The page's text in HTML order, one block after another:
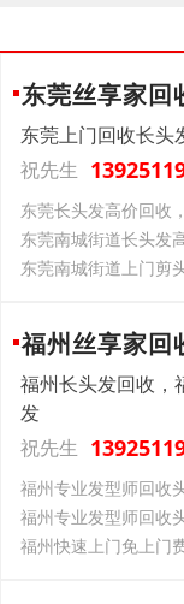
东莞丝享家回
东莞上门回收长头
祝先生
东莞长头发高价回收
东莞南城街道长头发
东莞南城街道上门剪
福州丝享家回
福州长头发回收，
发
祝先生
福州专业发型师回收
福州专业发型师回收
福州快速上门免上门